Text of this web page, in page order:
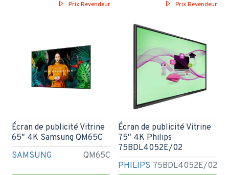
Prix Revendeur
Prix Revendeur
SAMSUNG QM65C
Écran de publicité Vitrine
65″ 4K Samsung QM65C
PHILIPS 75BDL4052E/02
Écran de publicité Vitrine
75″ 4K Philips
75BDL4052E/02